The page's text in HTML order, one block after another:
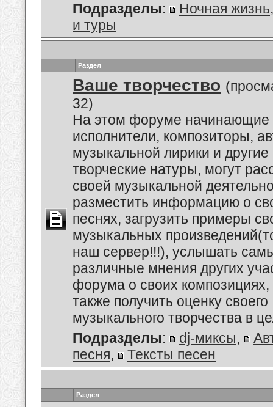
Подразделы: Ночная жизнь
и туры
Раздел
Ваше творчество
32)
На этом форуме начинающие
исполнители, композиторы,
музыкальной лирики и другие
творческие натуры, могут
своей музыкальной
разместить информацию о
песнях, загрузить примеры
музыкальных
наш сервер!!!), услышать
различные мнения других
форума о своих композициях,
также получить оценку своего
музыкального творчества в
Подразделы: dj-миксы,
песня, Тексты песен
Раздел